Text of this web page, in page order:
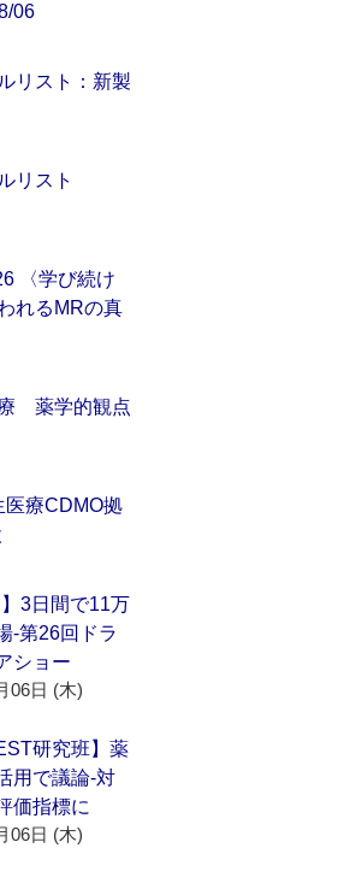
06
リスト：新製
リスト
〈学び続け
れるMRの真
療 薬学的観点
医療CDMO拠
】3日間で11万
‐第26回ドラ
ショー
06日 (木)
研究班】薬
用で議論‐対
価指標に
06日 (木)